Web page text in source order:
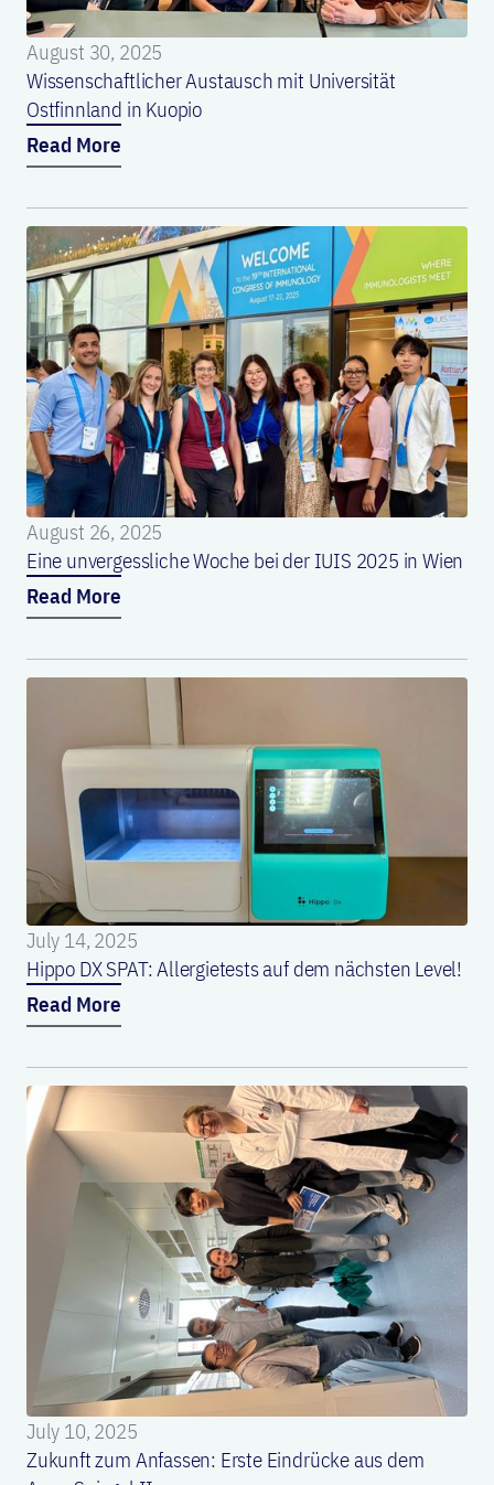
August 30, 2025
Wissenschaftlicher Austausch mit Universität
Ostfinnland in Kuopio
Read More
August 26, 2025
Eine unvergessliche Woche bei der IUIS 2025 in Wien
Read More
July 14, 2025
Hippo DX SPAT: Allergietests auf dem nächsten Level!
Read More
July 10, 2025
Zukunft zum Anfassen: Erste Eindrücke aus dem